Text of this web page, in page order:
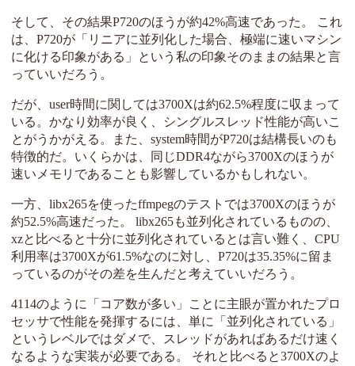
そして、その結果P720のほうが約42%高速であった。 これ
は、P720が「リニアに並列化した場合、極端に速いマシン
に化ける印象がある」という私の印象そのままの結果と言
っていいだろう。
だが、user時間に関しては3700Xは約62.5%程度に収まって
いる。かなり効率が良く、シングルスレッド性能が高いこ
とがうかがえる。また、system時間がP720は結構長いのも
特徴的だ。いくらかは、同じDDR4ながら3700Xのほうが
速いメモリであることも影響しているかもしれない。
一方、libx265を使ったffmpegのテストでは3700Xのほうが
約52.5%高速だった。 libx265も並列化されているものの、
xzと比べると十分に並列化されているとは言い難く、CPU
利用率は3700Xが61.5%なのに対し、P720は35.35%に留ま
っているのがその差を生んだと考えていいだろう。
4114のように「コア数が多い」ことに主眼が置かれたプロ
セッサで性能を発揮するには、単に「並列化されている」
というレベルではダメで、スレッドがあればあるだけ速く
なるような実装が必要である。 それと比べると3700Xのよ